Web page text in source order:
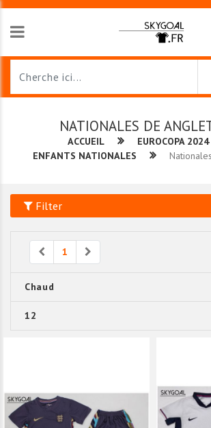
NATIONALES DE
ACCUEIL
EUROCOPA 2024
ENFANTS NATIONALES
Filter
Previous
1